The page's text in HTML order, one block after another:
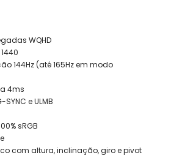
WQHD
144Hz (até 165Hz em modo
4ms
e ULMB
sRGB
com altura, inclinação, giro e pivot